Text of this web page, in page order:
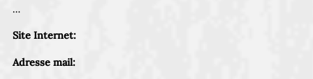
…
Site Internet:
Adresse mail: